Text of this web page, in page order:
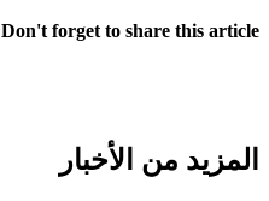
Don't forget to share this article!
المزيد من الأخبار